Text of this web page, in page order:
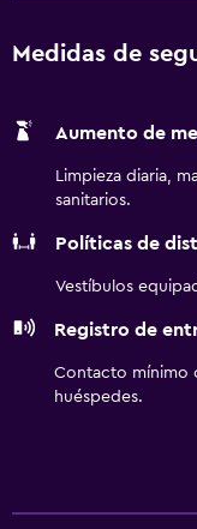
una televisión de
Medidas de
Aumento de
Limpieza diaria,
sanitarios.
Políticas de
Vestíbulos
Registro de
Contacto mínimo
huéspedes.